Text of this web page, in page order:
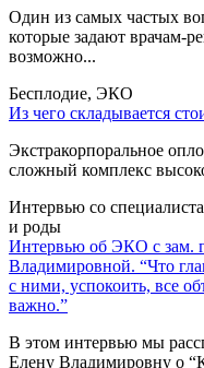
Один из самых частых
которые задают врачам-
возможно...
Бесплодие, ЭКО
Из чего складывается
Экстракорпоральное
сложный комплекс
Интервью со
и роды
Интервью об ЭКО с зам.
Владимировной. “Что
с ними, успокоить, все
важно.”
В этом интервью мы
Елену Владимировну о